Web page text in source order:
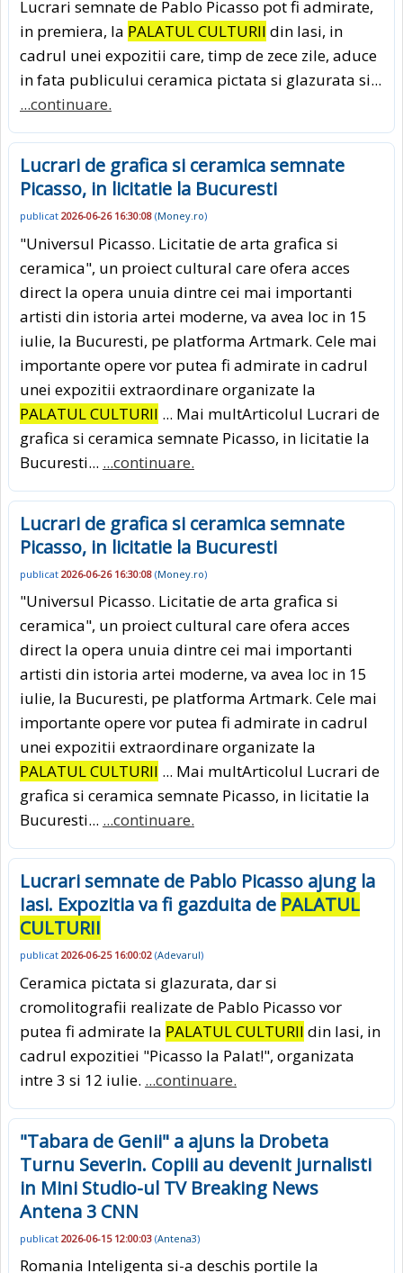
Lucrari semnate de Pablo Picasso pot fi admirate,
in premiera, la PALATUL CULTURII din Iasi, in
cadrul unei expozitii care, timp de zece zile, aduce
in fata publicului ceramica pictata si glazurata si...
...continuare.
Lucrari de grafica si ceramica semnate
Picasso, in licitatie la Bucuresti
publicat 2026-06-26 16:30:08 (Money.ro)
"Universul Picasso. Licitatie de arta grafica si
ceramica", un proiect cultural care ofera acces
direct la opera unuia dintre cei mai importanti
artisti din istoria artei moderne, va avea loc in 15
iulie, la Bucuresti, pe platforma Artmark. Cele mai
importante opere vor putea fi admirate in cadrul
unei expozitii extraordinare organizate la
PALATUL CULTURII ... Mai multArticolul Lucrari de
grafica si ceramica semnate Picasso, in licitatie la
Bucuresti... ...continuare.
Lucrari de grafica si ceramica semnate
Picasso, in licitatie la Bucuresti
publicat 2026-06-26 16:30:08 (Money.ro)
"Universul Picasso. Licitatie de arta grafica si
ceramica", un proiect cultural care ofera acces
direct la opera unuia dintre cei mai importanti
artisti din istoria artei moderne, va avea loc in 15
iulie, la Bucuresti, pe platforma Artmark. Cele mai
importante opere vor putea fi admirate in cadrul
unei expozitii extraordinare organizate la
PALATUL CULTURII ... Mai multArticolul Lucrari de
grafica si ceramica semnate Picasso, in licitatie la
Bucuresti... ...continuare.
Lucrari semnate de Pablo Picasso ajung la
Iasi. Expozitia va fi gazduita de PALATUL
CULTURII
publicat 2026-06-25 16:00:02 (Adevarul)
Ceramica pictata si glazurata, dar si
cromolitografii realizate de Pablo Picasso vor
putea fi admirate la PALATUL CULTURII din Iasi, in
cadrul expozitiei "Picasso la Palat!", organizata
intre 3 si 12 iulie. ...continuare.
"Tabara de Genii" a ajuns la Drobeta
Turnu Severin. Copiii au devenit jurnalisti
in Mini Studio-ul TV Breaking News
Antena 3 CNN
publicat 2026-06-15 12:00:03 (Antena3)
Romania Inteligenta si-a deschis portile la